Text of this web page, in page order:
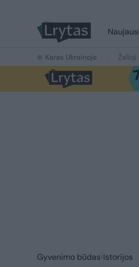
Naujausi
Karas Ukrainoje Žalioji
Gyvenimo būdas Istorijos